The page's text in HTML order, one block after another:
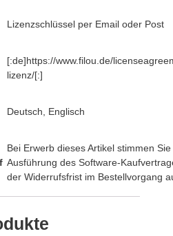
Lizenzschlüssel per Email oder Post
[:de]https://www.filou.de/
lizenz/[:]
Deutsch, Englisch
Bei Erwerb dieses Artikel stimmen
Ausführung des Software-
der Widerrufsfrist im Bestellvorgang